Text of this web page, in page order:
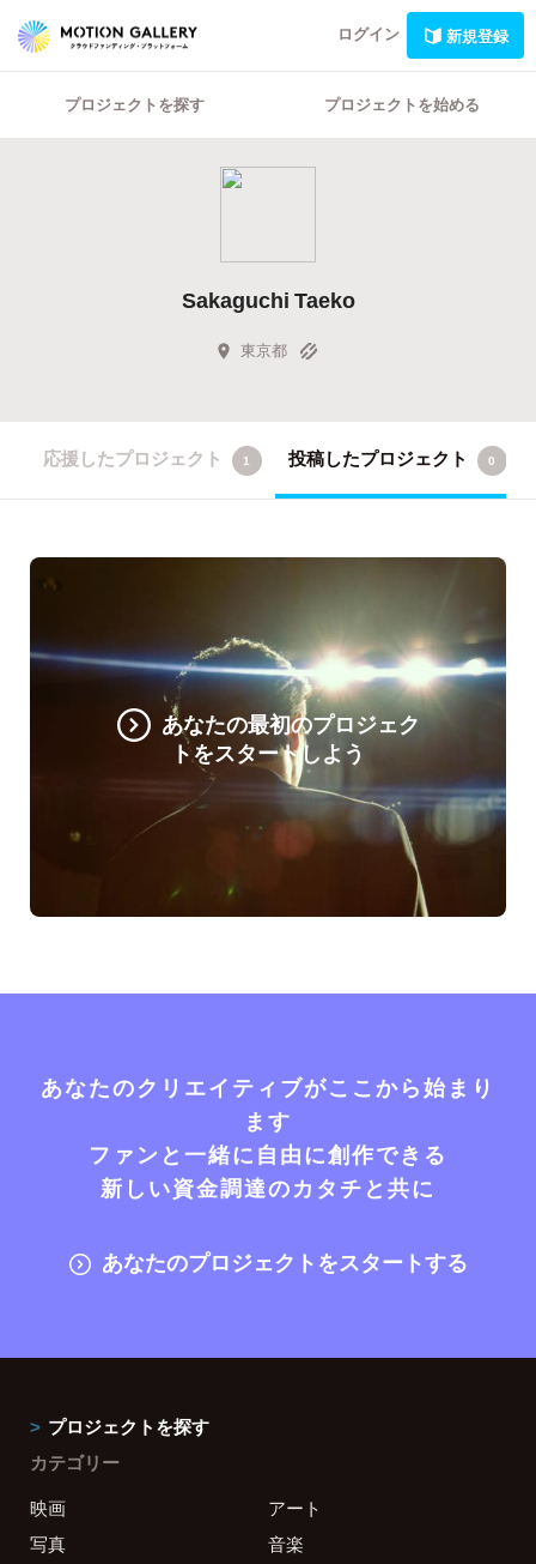
ログイン 新規登録
プロジェクトを探す プロジェクトを始める
Sakaguchi Taeko
東京都
応援したプロジェクト 1 投稿したプロジェクト 0
あなたの最初のプロジェク
トをスタートしよう
あなたのクリエイティブがここから始まり
ます
ファンと一緒に自由に創作できる
新しい資金調達のカタチと共に
あなたのプロジェクトをスタートする
プロジェクトを探す
カテゴリー
映画
アート
写真
音楽